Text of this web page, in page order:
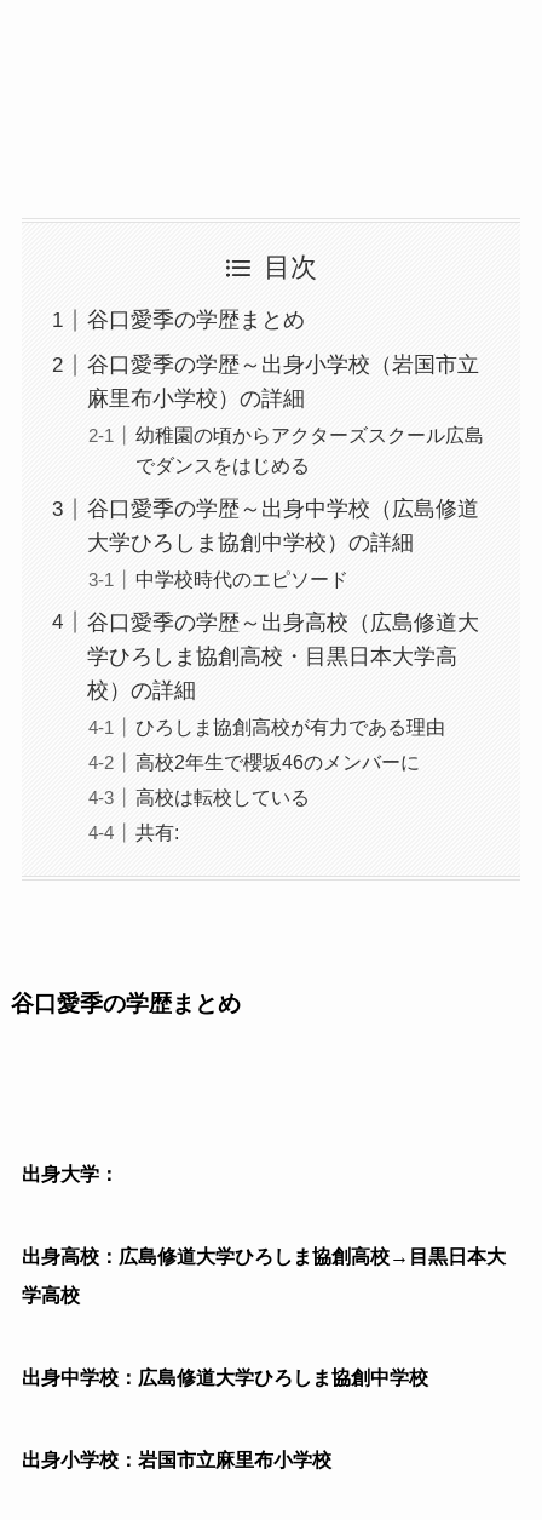
目次
谷口愛季の学歴まとめ
谷口愛季の学歴～出身小学校（岩国市立
麻里布小学校）の詳細
幼稚園の頃からアクターズスクール広島
でダンスをはじめる
谷口愛季の学歴～出身中学校（広島修道
大学ひろしま協創中学校）の詳細
中学校時代のエピソード
谷口愛季の学歴～出身高校（広島修道大
学ひろしま協創高校・目黒日本大学高
校）の詳細
ひろしま協創高校が有力である理由
高校2年生で櫻坂46のメンバーに
高校は転校している
共有:
谷口愛季の学歴まとめ
出身大学：
出身高校：広島修道大学ひろしま協創高校→目黒日本大
学高校
出身中学校：広島修道大学ひろしま協創中学校
出身小学校：岩国市立麻里布小学校